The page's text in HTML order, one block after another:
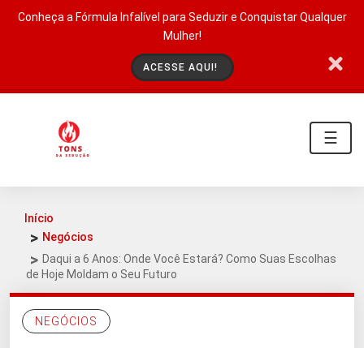
Conheça a Fórmula Infalível para Seduzir e Conquistar Qualquer
Mulher!
ACESSE AQUI!
☰
Início
Negócios
Daqui a 6 Anos: Onde Você Estará? Como Suas Escolhas
de Hoje Moldam o Seu Futuro
NEGÓCIOS